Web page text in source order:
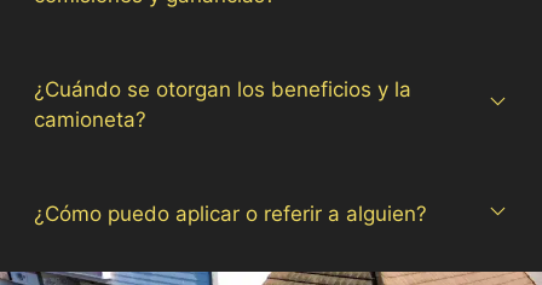
¿Cuándo se otorgan los beneficios y la
camioneta?
¿Cómo puedo aplicar o referir a alguien?